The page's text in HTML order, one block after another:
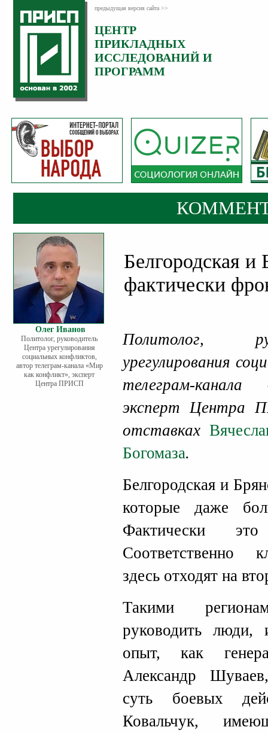
предыдущая версия сайта >>
ЦЕНТР
ПРИКЛАДНЫХ
ИССЛЕДОВАНИЙ И
ПРОГРАММ
Олег Иванов
Политолог, руководитель
Центра урегулирования
социальных конфликтов,
автор телеграм-канала «Мир
как конфликт», эксперт
Центра ПРИСП
Белгородская и
фактически
Политолог,
урегулирования
телеграм-
эксперт
отставках
Богомаза.
Белгородская и
которые даже
Фактически
Соответственно
здесь отходят на
Такими
руководить люди,
опыт, как
Александр
суть боевых
Ковальчук,
Категория:
Комментарии